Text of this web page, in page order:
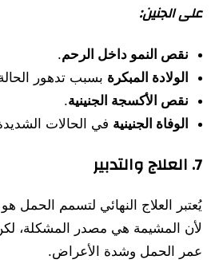
على الجنين:
نقص النمو داخل الرحم.
الولادة المبكرة بسبب تدهور
نقص الأكسجة الجنينية.
الوفاة الجنينية في الحالات
7. العلاج والتدبير
يُعتبر العلاج النهائي لتسمم الحمل هو
لأن المشيمة هي مصدر المشكلة،
عمر الحمل وشدة الأعراض.